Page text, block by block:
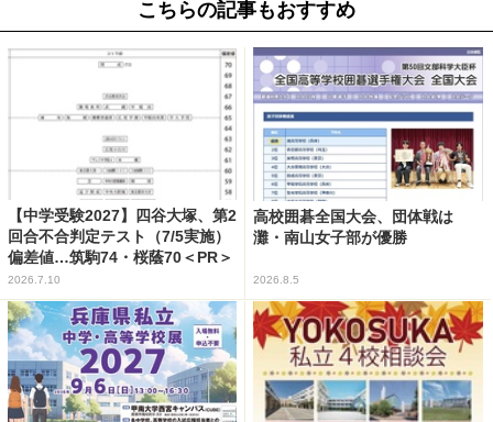
こちらの記事もおすすめ
【中学受験2027】四谷大塚、第2
回合不合判定テスト（7/5実施）
偏差値…筑駒74・桜蔭70＜PR＞
2026.7.10
高校囲碁全国大会、団体戦は
灘・南山女子部が優勝
2026.8.5